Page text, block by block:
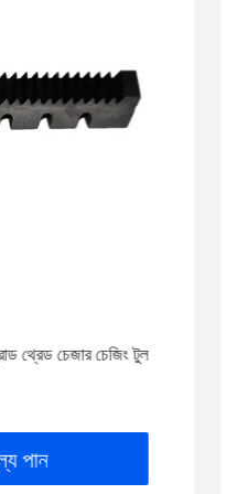
থ্রেড চেজার চেজিং টুল
পান